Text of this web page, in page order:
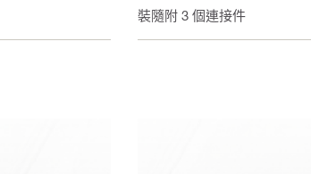
套裝隨附 3 個連接件